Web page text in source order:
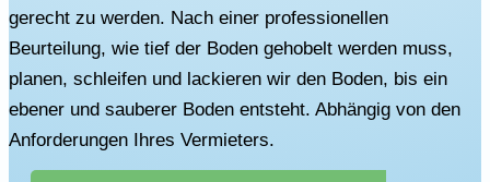
gerecht zu werden. Nach einer professionellen
Beurteilung, wie tief der Boden gehobelt werden muss,
planen, schleifen und lackieren wir den Boden, bis ein
ebener und sauberer Boden entsteht. Abhängig von den
Anforderungen Ihres Vermieters.